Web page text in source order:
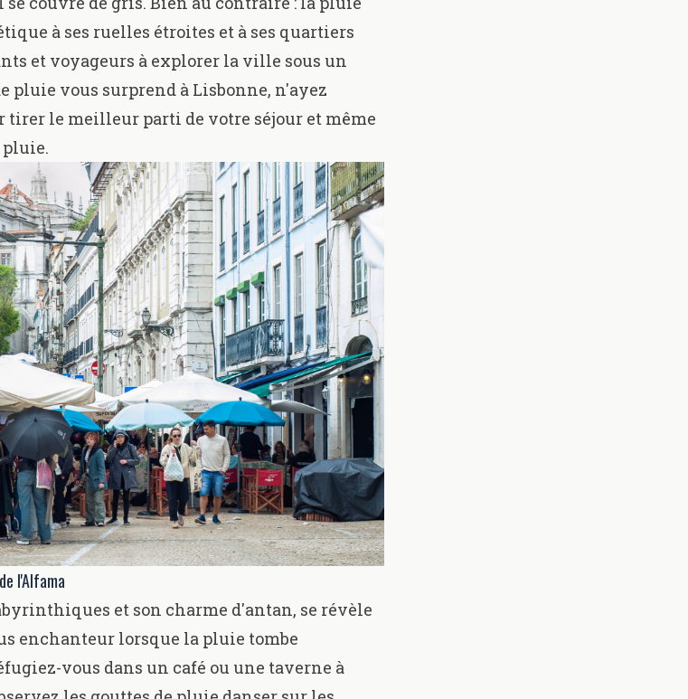
à ses ruelles étroites et à ses quartiers
et voyageurs à explorer la ville sous un
pluie vous surprend à Lisbonne, n'ayez
tirer le meilleur parti de votre séjour et même
l'Alfama
et son charme d'antan, se révèle
enchanteur lorsque la pluie tombe
vous dans un café ou une taverne à